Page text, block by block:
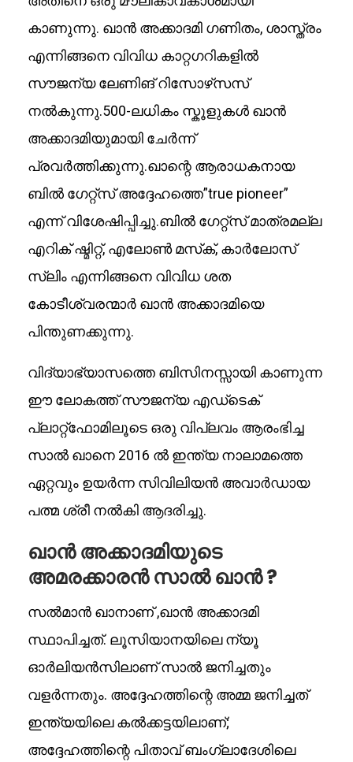
കാണുന്നു. ഖാൻ അക്കാദമി ഗണിതം, ശാസ്ത്രം
എന്നിങ്ങനെ വിവിധ കാറ്റഗറികളിൽ
സൗജന്യ ലേണിങ് റിസോഴ്‌സസ്
നൽകുന്നു.500-ലധികം സ്കൂളുകൾ ഖാൻ
അക്കാദമിയുമായി ചേർന്ന്
പ്രവർത്തിക്കുന്നു.ഖാന്റെ ആരാധകനായ
ബിൽ ഗേറ്റ്‌സ് അദ്ദേഹത്തെ”true pioneer”
എന്ന് വിശേഷിപ്പിച്ചു.ബിൽ ഗേറ്റ്‌സ് മാത്രമല്ല
എറിക് ഷ്മിറ്റ്, എലോൺ മസ്‌ക്, കാർലോസ്
സ്ലിം എന്നിങ്ങനെ വിവിധ ശത
കോടീശ്വരന്മാർ ഖാൻ അക്കാദമിയെ
പിന്തുണക്കുന്നു.
വിദ്യാഭ്യാസത്തെ ബിസിനസ്സായി കാണുന്ന
ഈ ലോകത്ത് സൗജന്യ എഡ്ടെക്
പ്ലാറ്റ്‌ഫോമിലൂടെ ഒരു വിപ്ലവം ആരംഭിച്ച
സാൽ ഖാനെ 2016 ൽ ഇന്ത്യ നാലാമത്തെ
ഏറ്റവും ഉയർന്ന സിവിലിയൻ അവാർഡായ
പത്മ ശ്രീ നൽകി ആദരിച്ചു.
ഖാൻ അക്കാദമിയുടെ
അമരക്കാരൻ സാൽ ഖാൻ ?
സൽമാൻ ഖാനാണ് ,ഖാൻ അക്കാദമി
സ്ഥാപിച്ചത്. ലൂസിയാനയിലെ ന്യൂ
ഓർലിയൻസിലാണ് സാൽ ജനിച്ചതും
വളർന്നതും. അദ്ദേഹത്തിന്റെ അമ്മ ജനിച്ചത്
ഇന്ത്യയിലെ കൽക്കട്ടയിലാണ്;
അദ്ദേഹത്തിന്റെ പിതാവ് ബംഗ്ലാദേശിലെ